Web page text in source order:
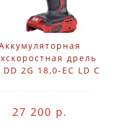
дрель
DD 2G 18,0-EC LD C
27 200 р.